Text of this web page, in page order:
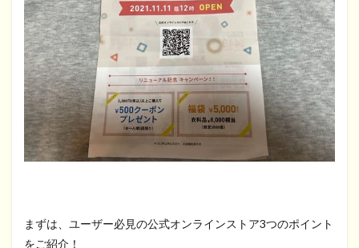
まずは、ユーザー必見の公式オンラインストア3つのポイント
をご紹介！